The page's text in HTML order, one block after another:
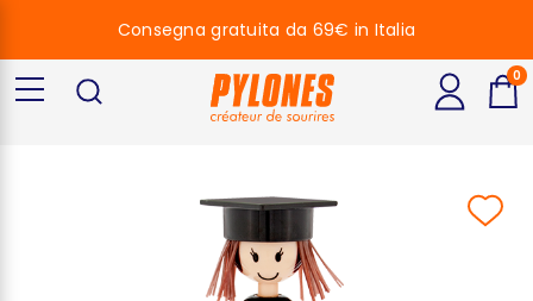
Consegna gratuita da 69€ in Italia
0